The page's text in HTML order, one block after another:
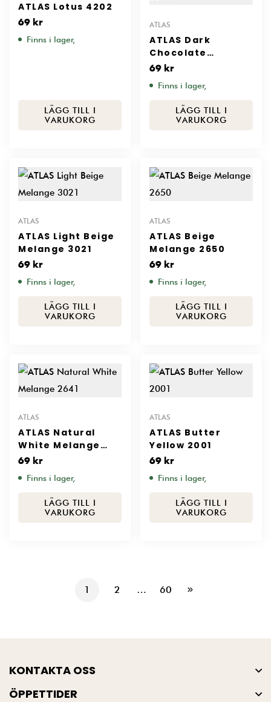
ATLAS Lotus 4202
69 kr
Finns i lager,
LÄGG TILL I
VARUKORG
ATLAS
ATLAS Dark
Chocolate
Melange 3591
69 kr
Finns i lager,
LÄGG TILL I
VARUKORG
ATLAS
ATLAS Light Beige
Melange 3021
69 kr
Finns i lager,
LÄGG TILL I
VARUKORG
ATLAS
ATLAS Beige
Melange 2650
69 kr
Finns i lager,
LÄGG TILL I
VARUKORG
ATLAS
ATLAS Natural
White Melange
2641
69 kr
Finns i lager,
LÄGG TILL I
VARUKORG
ATLAS
ATLAS Butter
Yellow 2001
69 kr
Finns i lager,
LÄGG TILL I
VARUKORG
1 2 … 60
KONTAKTA OSS
ÖPPETTIDER